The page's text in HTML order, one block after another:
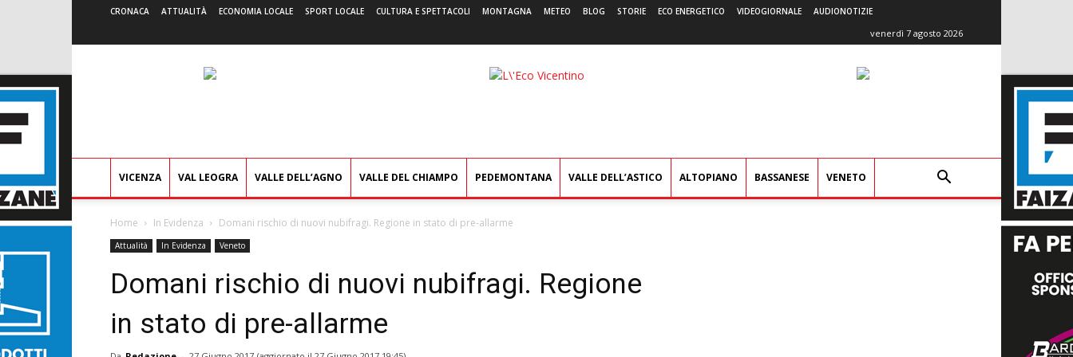
CRONACA ATTUALITÀ ECONOMIA LOCALE SPORT LOCALE CULTURA E SPETTACOLI MONTAGNA METEO BLOG STORIE ECO ENERGETICO VIDEOGIORNALE AUDIONOTIZIE
venerdì 7 agosto 2026
L'Eco
VICENZA VAL LEOGRA VALLE DELL’AGNO VALLE DEL CHIAMPO PEDEMONTANA VALLE DELL’ASTICO ALTOPIANO BASSANESE VENETO
Home In Evidenza Domani rischio di nuovi nubifragi. Regione in stato di pre-allarme
Attualità In Evidenza Veneto
Domani rischio di nuovi nubifragi. Regione
in stato di pre-allarme